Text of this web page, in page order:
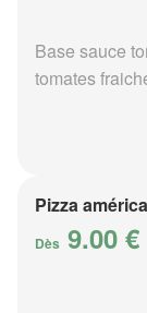
Base sauce
tomates
Pizza
Dès 9.00 €